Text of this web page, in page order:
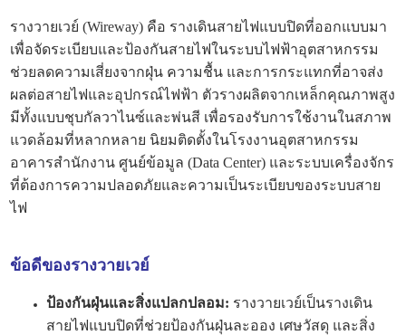
รางวายเวย์ (Wireway) คือ รางเดินสายไฟแบบปิดที่ออกแบบมา
เพื่อจัดระเบียบและป้องกันสายไฟในระบบไฟฟ้าอุตสาหกรรม
ช่วยลดความเสี่ยงจากฝุ่น ความชื้น และการกระแทกที่อาจส่ง
ผลต่อสายไฟและอุปกรณ์ไฟฟ้า ตัวรางผลิตจากเหล็กคุณภาพสูง
มีทั้งแบบชุบกัลวาไนซ์และพ่นสี เพื่อรองรับการใช้งานในสภาพ
แวดล้อมที่หลากหลาย นิยมติดตั้งในโรงงานอุตสาหกรรม
อาคารสำนักงาน ศูนย์ข้อมูล (Data Center) และระบบเครื่องจักร
ที่ต้องการความปลอดภัยและความเป็นระเบียบของระบบสาย
ไฟ
ข้อดีของรางวายเวย์
ป้องกันฝุ่นและสิ่งแปลกปลอม: รางวายเวย์เป็นรางเดิน
สายไฟแบบปิดที่ช่วยป้องกันฝุ่นละออง เศษวัสดุ และสิ่ง